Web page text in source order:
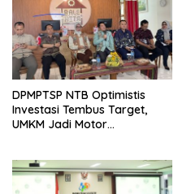
DPMPTSP NTB Optimistis
Investasi Tembus Target,
UMKM Jadi Motor